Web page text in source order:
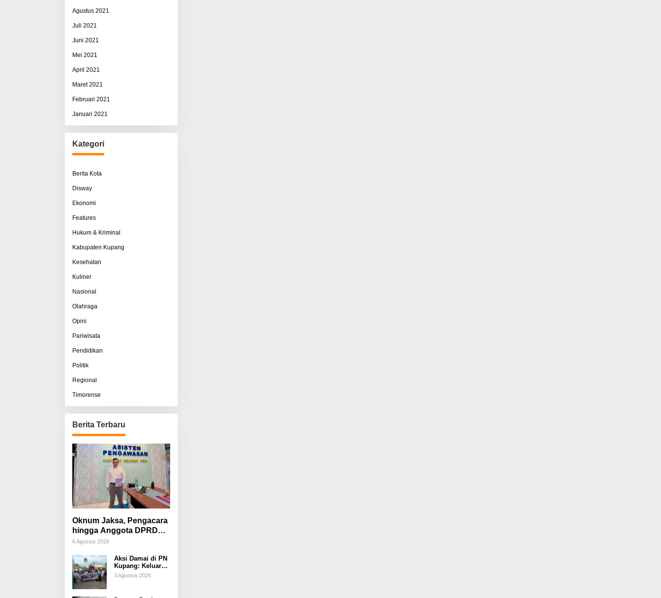
Agustus 2021
Juli 2021
Juni 2021
Mei 2021
April 2021
Maret 2021
Februari 2021
Januari 2021
Kategori
Berita Kota
Disway
Ekonomi
Features
Hukum & Kriminal
Kabupaten Kupang
Kesehatan
Kuliner
Nasional
Olahraga
Opini
Pariwisata
Pendidikan
Politik
Regional
Timorense
Berita Terbaru
Oknum Jaksa, Pengacara
hingga Anggota DPRD
Diduga Terlibat, Sisco
Pemerasan Terorganisir
6 Agustus 2026
Aksi Damai di PN
Kupang: Keluarga
Tuding Proses
Hukum Kasus
3 Agustus 2026